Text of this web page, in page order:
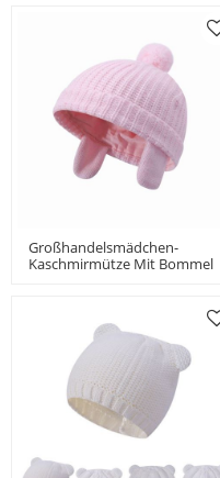
Großhandelsmädchen-
Kaschmirmütze Mit Bommel